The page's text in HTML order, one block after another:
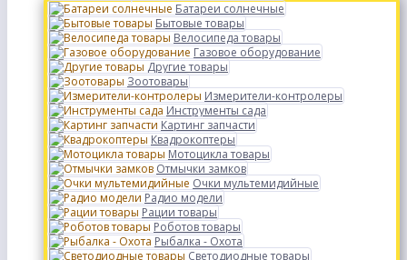
Батареи солнечные
Бытовые товары
Велосипеда товары
Газовое оборудование
Другие товары
Зоотовары
Измерители-контролеры
Инструменты сада
Картинг запчасти
Квадрокоптеры
Мотоцикла товары
Отмычки замков
Очки мультемидийные
Радио модели
Рации товары
Роботов товары
Рыбалка - Охота
Светодиодные товары